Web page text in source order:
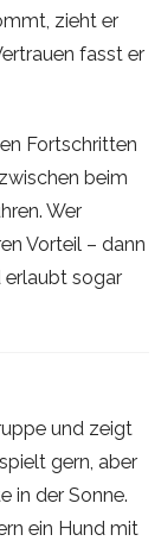
zieht er
fasst er
Fortschritten
beim
Wer
Vorteil – dann
erlaubt sogar
und zeigt
gern, aber
in der Sonne.
ein Hund mit